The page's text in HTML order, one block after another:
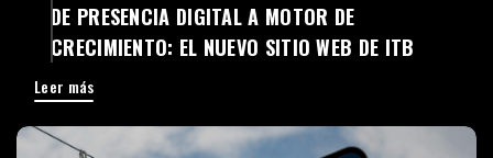
DE PRESENCIA DIGITAL A MOTOR DE
CRECIMIENTO: EL NUEVO SITIO WEB DE ITB
AMERICAS
Leer más